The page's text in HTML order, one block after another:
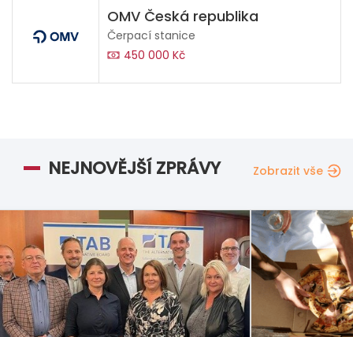
OMV Česká republika
Čerpací stanice
450 000 Kč
NEJNOVĚJŠÍ ZPRÁVY Zobrazit vše